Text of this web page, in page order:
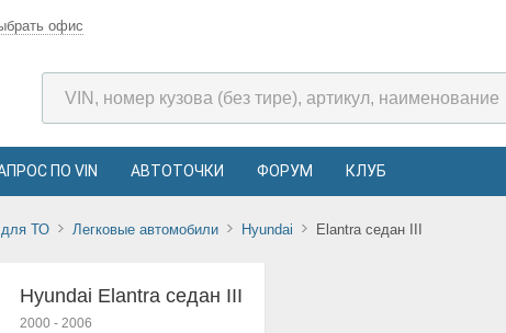
офис
ПО VIN АВТОТОЧКИ ФОРУМ КЛУБ
для ТО Легковые автомобили Hyundai Elantra седан III
Hyundai Elantra седан III
2000 - 2006